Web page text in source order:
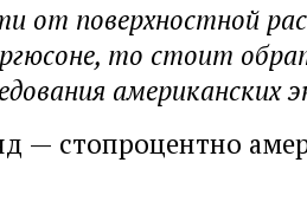
от поверхностной
то стоит
американских
— стопроцентно